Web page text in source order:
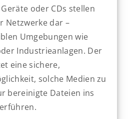
oder CDs stellen
Netzwerke dar –
Umgebungen wie
Industrieanlagen. Der
eine sichere,
solche Medien zu
bereinigte Dateien ins